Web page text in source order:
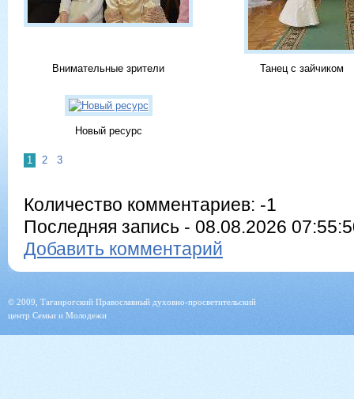
Внимательные зрители Танец с зайчиком
Новый ресурс
1 2 3
Количество комментариев: -1
Последняя запись - 08.08.2026
Добавить комментарий
© 2009, Таганрогский Православный духовно-просветительский
центр Семьи и Молодежи